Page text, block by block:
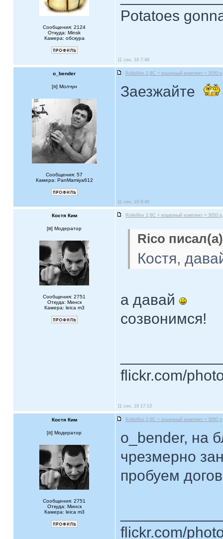
Сообщения: 2124
Откуда: Minsk
Камера: обскура
Potatoes
11 сен, 19 7:48
o_bender Rolleiflex 2,8C + кошерный комплект = 3050 р
[ ] Молчун
Сообщения: 57
Камера: PanMamiya612
Заезжайте
11 сен, 19 8:46
Костя Ким Rolleiflex 2,8C + кошерный комплект = 3050 р
[ ] Модератор
Сообщения: 2751
Откуда: Минск
Камера: leica m3
Rico
Костя,
а давай
созвонимся!
flickr.com/
11 сен, 19 17:13
Костя Ким Rolleiflex 2,8C + кошерный комплект = 3050 р
[ ] Модератор
Сообщения: 2751
Откуда: Минск
Камера: leica m3
o_bender, на
чрезмерно
пробуем
flickr.com/